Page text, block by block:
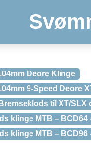
Deore Klinge
9-Speed Deore
til XT/SLX
klinge MTB – BCD64
klinge MTB – BCD96